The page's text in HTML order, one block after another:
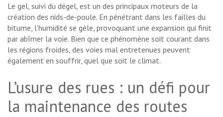
Le gel, suivi du dégel, est un des principaux moteurs de la
création des nids-de-poule. En pénétrant dans les failles du
bitume, l’humidité se gèle, provoquant une expansion qui finit
par abîmer la voie. Bien que ce phénomène soit courant dans
les régions froides, des voies mal entretenues peuvent
également en souffrir, quel que soit le climat.
L’usure des rues : un défi pour
la maintenance des routes